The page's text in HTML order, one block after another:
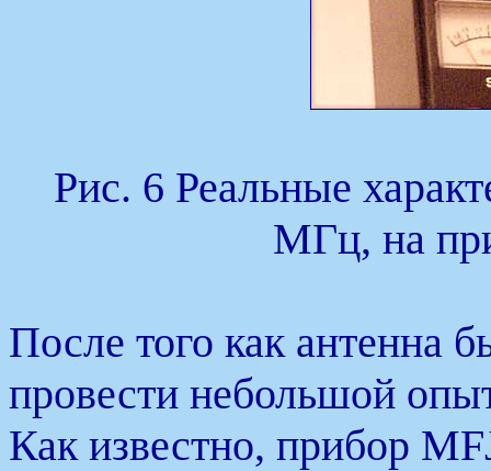
Рис. 6 Реальные
МГц, на
После того как антенна
провести небольшой
Как известно, прибор